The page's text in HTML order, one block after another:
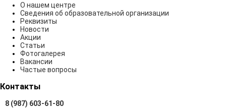
О нашем центре
Сведения об образовательной организации
Реквизиты
Новости
Акции
Статьи
Фотогалерея
Вакансии
Частые вопросы
Контакты
8 (987) 603-61-80